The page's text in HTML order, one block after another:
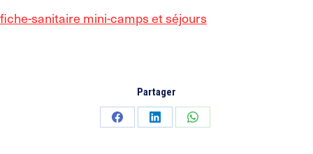
fiche-sanitaire mini-camps et séjours
Partager
PartagerPartagerPartager